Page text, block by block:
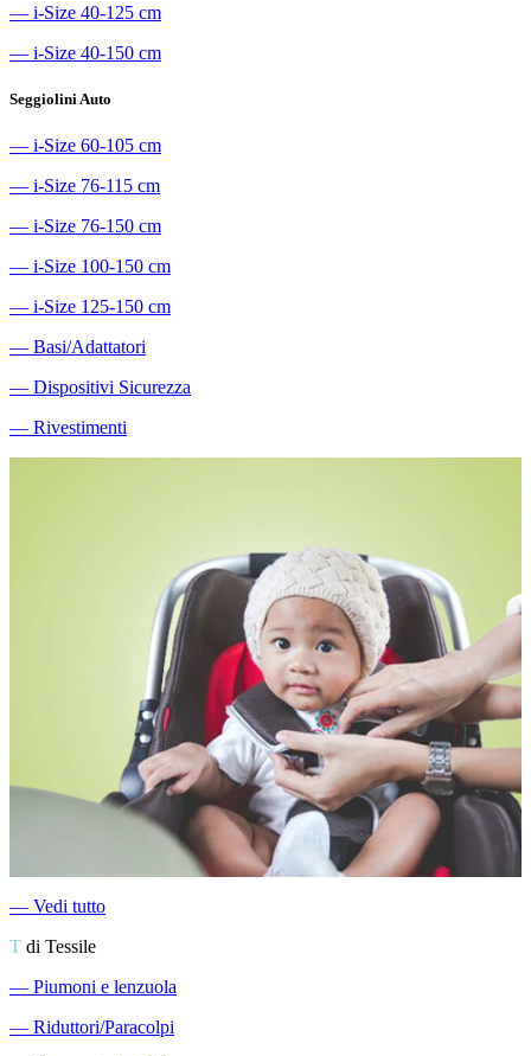
― i-Size 40-125 cm
― i-Size 40-150 cm
Seggiolini Auto
― i-Size 60-105 cm
― i-Size 76-115 cm
― i-Size 76-150 cm
― i-Size 100-150 cm
― i-Size 125-150 cm
― Basi/Adattatori
― Dispositivi Sicurezza
― Rivestimenti
― Vedi tutto
T di Tessile
― Piumoni e lenzuola
― Riduttori/Paracolpi